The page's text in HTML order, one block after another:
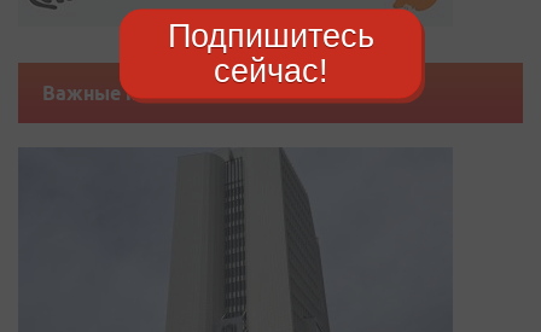
Важные новости
Подпишитесь
сейчас!